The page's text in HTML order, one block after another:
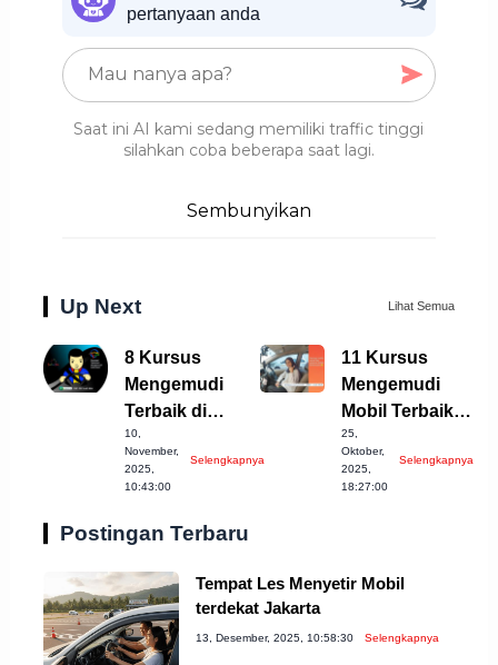
pertanyaan anda
Saat ini AI kami sedang memiliki traffic tinggi
silahkan coba beberapa saat lagi.
Sembunyikan
Up Next Lihat Semua
8 Kursus
Mengemudi
Terbaik di
Cirebon yang
Harus Dicoba!
10,
November,
2025,
10:43:00
Selengkapnya
11 Kursus
Mengemudi
Mobil Terbaik di
Banjarnegara
untuk Anda!
25,
Oktober,
2025,
18:27:00
Selengkapnya
Postingan Terbaru
Tempat Les Menyetir Mobil
terdekat Jakarta
13, Desember, 2025, 10:58:30 Selengkapnya